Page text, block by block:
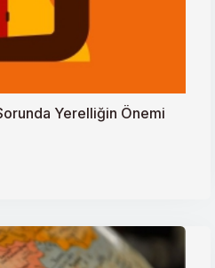
ve Küresel Faktörler
Yerelliğin Önemi